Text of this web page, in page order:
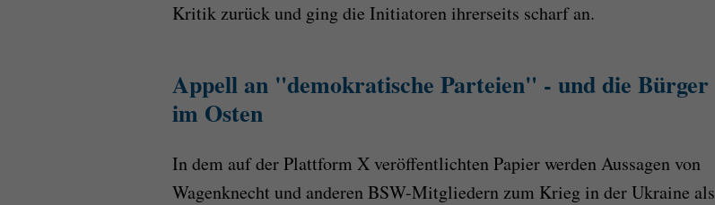
Kritik zurück und ging die Initiatoren ihrerseits scharf an.
Appell an "demokratische Parteien" - und die Bürger
im Osten
In dem auf der Plattform X veröffentlichten Papier werden Aussagen von
Wagenknecht und anderen BSW-Mitgliedern zum Krieg in der Ukraine als